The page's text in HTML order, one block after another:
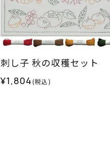
刺し子 秋の収穫セット
¥1,804(税込)